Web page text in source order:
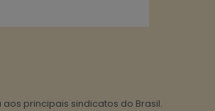
aos principais sindicatos do Brasil.